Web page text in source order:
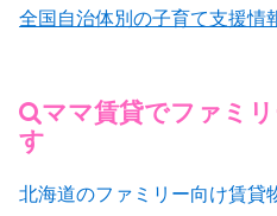
全国自治体別の子育て支援
ママ賃貸でファミ
す
北海道のファミリー向け賃貸